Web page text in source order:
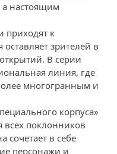
настоящим
приходят к
зрителей в
В серии
линия, где
многогранным и
корпуса»
всех поклонников
сочетает в себе
персонажи и